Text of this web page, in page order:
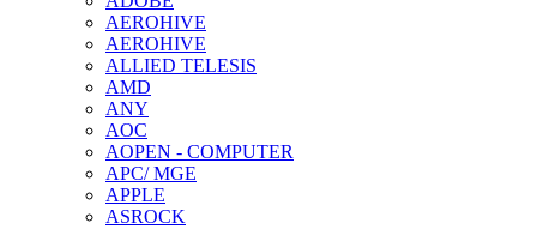
AEROHIVE
AEROHIVE
ALLIED TELESIS
AMD
ANY
AOC
AOPEN - COMPUTER
APC/ MGE
APPLE
ASROCK